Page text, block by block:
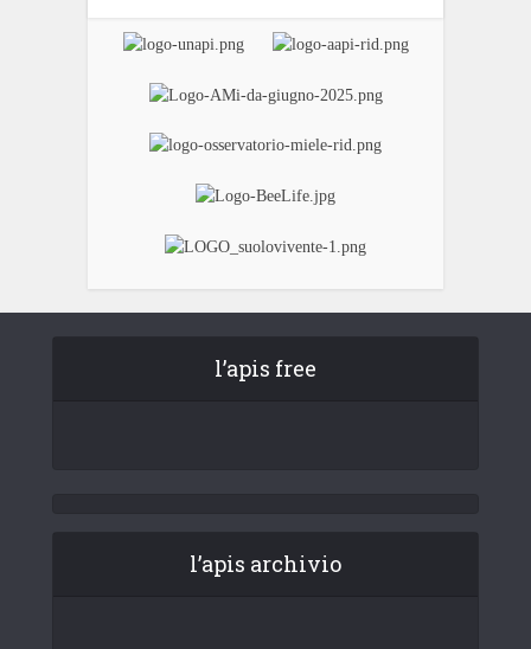
l’apis free
l’apis archivio